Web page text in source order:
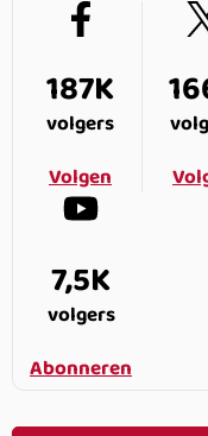
187K
volgers
Volgen
7,5K
volgers
Abonneren